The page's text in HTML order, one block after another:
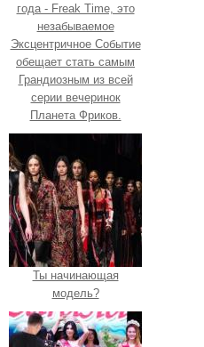
года - Freak Time, это
незабываемое
Эксцентричное Событие
обещает стать самым
Грандиозным из всей
серии вечеринок
Планета Фриков.
Ты начинающая
модель?